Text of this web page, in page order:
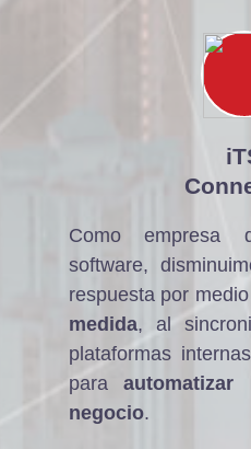
Como empresa
software,
respuesta por
medida, al
plataformas
para
negocio.